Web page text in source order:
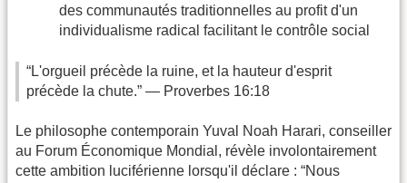
des communautés traditionnelles au profit d'un
individualisme radical facilitant le contrôle social
“L'orgueil précède la ruine, et la hauteur d'esprit
précède la chute.” — Proverbes 16:18
Le philosophe contemporain Yuval Noah Harari, conseiller
au Forum Économique Mondial, révèle involontairement
cette ambition luciférienne lorsqu'il déclare : “Nous